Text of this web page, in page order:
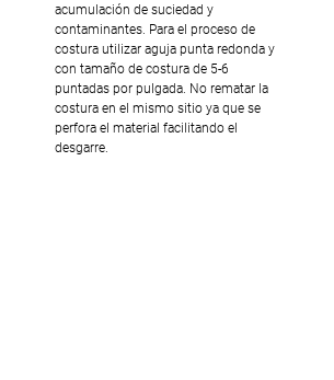
acumulación de suciedad y
contaminantes. Para el proceso de
costura utilizar aguja punta redonda y
con tamaño de costura de 5-6
puntadas por pulgada. No rematar la
costura en el mismo sitio ya que se
perfora el material facilitando el
desgarre.